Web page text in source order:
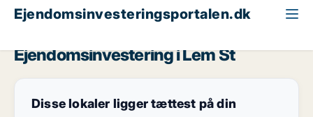
Ejendomsinvesteringsportalen.dk
Ejendomsinvestering i Lem St
Disse lokaler ligger tættest på din